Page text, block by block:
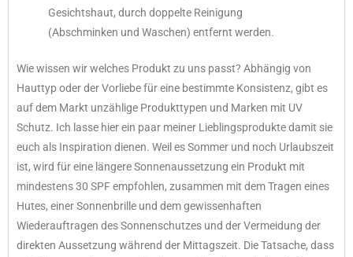
Gesichtshaut, durch doppelte Reinigung
(Abschminken und Waschen) entfernt werden.
Wie wissen wir welches Produkt zu uns passt? Abhängig von
Hauttyp oder der Vorliebe für eine bestimmte Konsistenz, gibt es
auf dem Markt unzählige Produkttypen und Marken mit UV
Schutz. Ich lasse hier ein paar meiner Lieblingsprodukte damit sie
euch als Inspiration dienen. Weil es Sommer und noch Urlaubszeit
ist, wird für eine längere Sonnenaussetzung ein Produkt mit
mindestens 30 SPF empfohlen, zusammen mit dem Tragen eines
Hutes, einer Sonnenbrille und dem gewissenhaften
Wiederauftragen des Sonnenschutzes und der Vermeidung der
direkten Aussetzung während der Mittagszeit. Die Tatsache, dass